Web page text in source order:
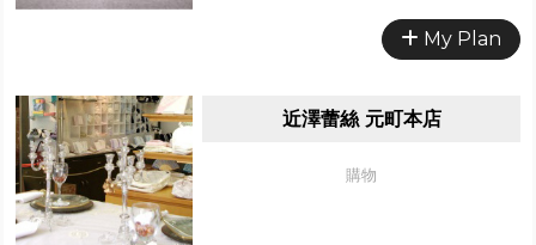
My Plan
近澤蕾絲 元町本店
購物